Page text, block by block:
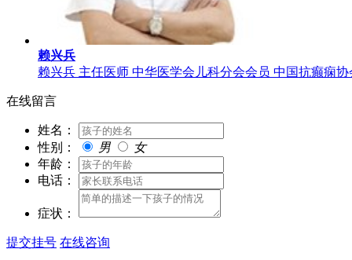
赖兴兵
赖兴兵 主任医师 中华医学会儿科分会会员 中国抗癫痫
在线留言
姓名：
性别：
男
女
年龄：
电话：
症状：
提交挂号 在线咨询